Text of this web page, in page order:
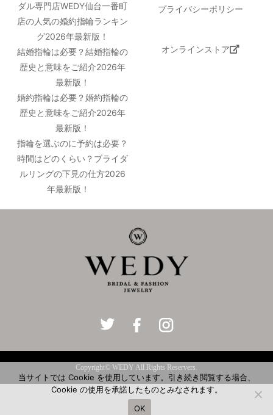
ダル専門店WEDY仙台一番町
店の人気の婚約指輪ランキン
グ2026年最新版！
結婚指輪は必要？結婚指輪の
歴史と意味をご紹介2026年
最新版！
婚約指輪は必要？婚約指輪の
歴史と意味をご紹介2026年
最新版！
指輪を選ぶのに予約は必要？
時間はどのくらい？ブライダ
ルリングの下見の仕方2026
年最新版！
プライバシーポリシー
オンラインストア
Copyright© WEDY All Rights Reservers.
当サイトでは Cookie を使用しています。引き続き閲覧する場合、
Cookie の使用を承諾したものとみなされます。
OK